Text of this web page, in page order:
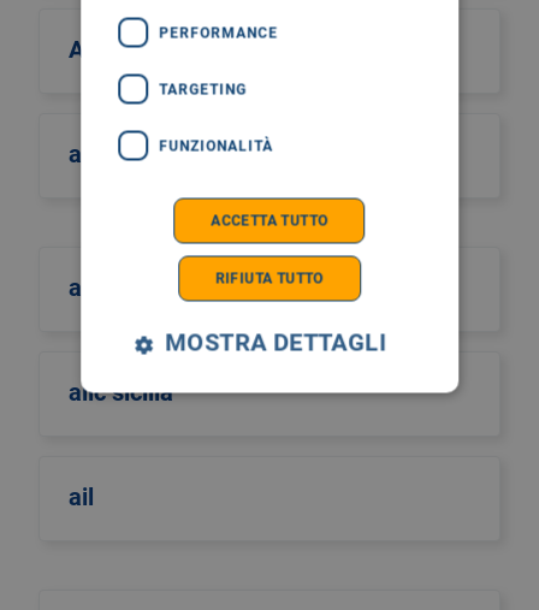
Ahmed Rumon Siddique
aids
aifa
aiic sicilia
ail
PERFORMANCE
TARGETING
FUNZIONALITÀ
ACCETTA TUTTO
RIFIUTA TUTTO
MOSTRA DETTAGLI